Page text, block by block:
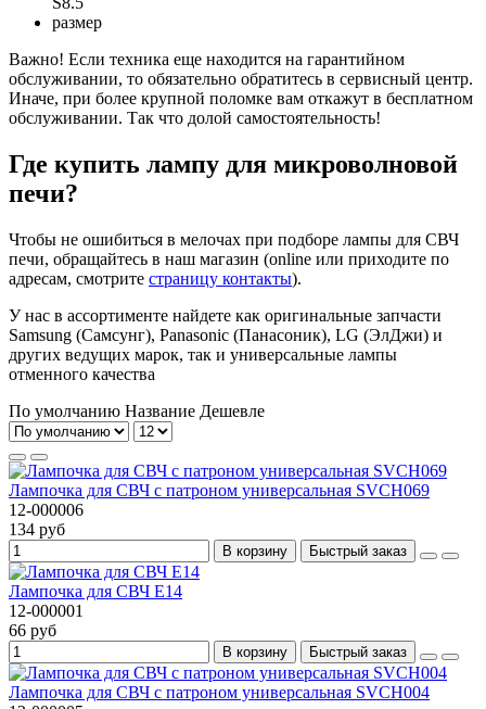
размер
Важно! Если техника еще находится на гарантийном
обслуживании, то обязательно обратитесь в сервисный центр.
Иначе, при более крупной поломке вам откажут в бесплатном
обслуживании. Так что долой самостоятельность!
Где купить лампу для микроволновой
печи?
Чтобы не ошибиться в мелочах при подборе лампы для СВЧ
печи, обращайтесь в наш магазин (online или приходите по
адресам, смотрите страницу контакты).
У нас в ассортименте найдете как оригинальные запчасти
Samsung (Самсунг), Panasonic (Панасоник), LG (ЭлДжи) и
других ведущих марок, так и универсальные лампы
отменного качества
По умолчанию Название Дешевле
Лампочка для СВЧ с патроном универсальная SVCH069
12-000006
134 руб
В корзину Быстрый заказ
Лампочка для СВЧ Е14
12-000001
66 руб
В корзину Быстрый заказ
Лампочка для СВЧ с патроном универсальная SVCH004